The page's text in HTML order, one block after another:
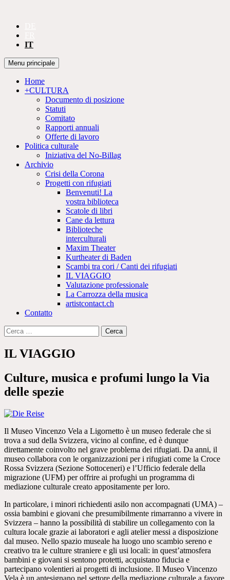
IT
CULTURA
Cerca
Menu principale Vai
al
Home
+CULTURA
Documento di posizione
Statuti
Comitato
Rapporti annuali
Offerte di lavoro
Politica culturale
Iniziativa del No-Billag
Archivio
Crisi della Corona
Progetti con rifugiati
Benvenuti! La
vostra biblioteca
Scatole di libri
Cane da lettura
Biblioteche
interculturali
Maxim Theater
Kurtheater di Baden
Scambi tra cori / Canti dei rifugiati
IL VIAGGIO
Valutazione professionale
La Carrozza della musica
artistcontact.ch
Contatto
Ricerca
per:
IL VIAGGIO
Culture, musica e profumi lungo la Via
delle spezie
Il Museo Vincenzo Vela a Ligornetto è un museo federale che si
trova a sud della Svizzera, vicino al confine, ed è dunque
direttamente coinvolto nel grave problema dei rifugiati. Da anni, il
museo collabora con le organizzazioni per i rifugiati come la Croce
Rossa Svizzera (Sezione Sottoceneri) e l’Ufficio federale della
migrazione (UFM) per offrire ai profughi un programma di
mediazione culturale creato appositamente per loro.
In particolare, i minori richiedenti asilo non accompagnati (UMA) –
ossia bambini e giovani che presumibilmente rimarranno a vivere in
Svizzera – hanno la possibilità di stabilire un collegamento con la
cultura locale grazie ai laboratori e agli atelier messi a disposizione
dal museo. Nello spazio museale ha luogo uno scambio sereno e
creativo tra le culture straniere e gli usi locali: in quest’atmosfera
bambini e giovani si sentono protetti, acquistano fiducia e
partecipano volentieri ai progetti di inclusione. Il Museo Vincenzo
Vela è un antesignano nel settore della mediazione culturale a favore